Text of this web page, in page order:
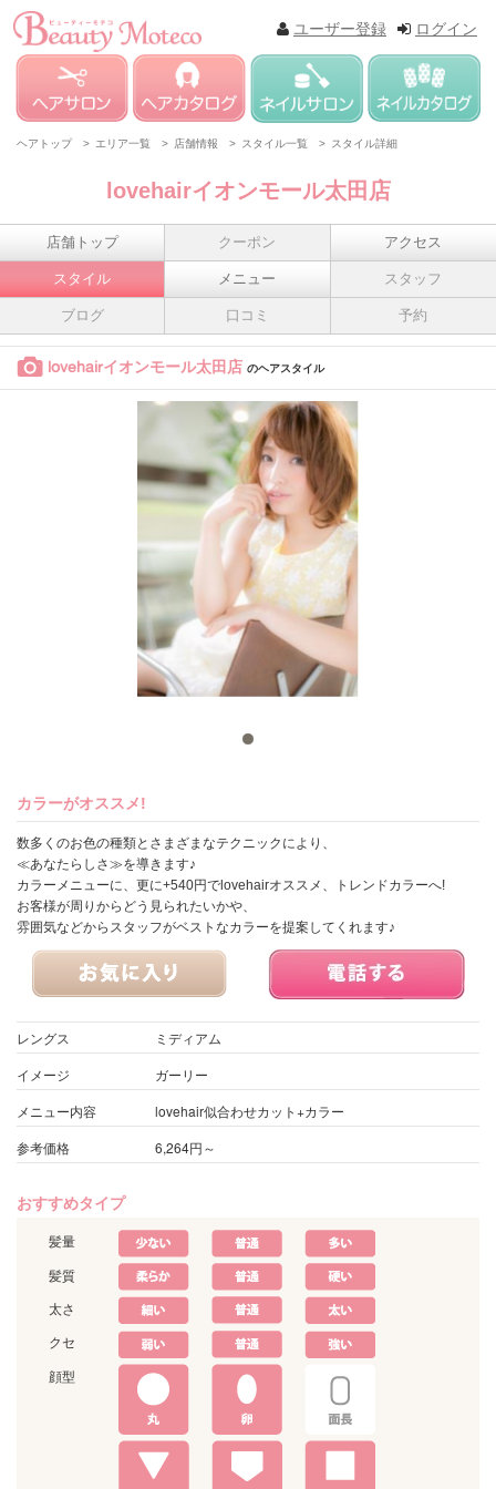
ログイン
ユーザー登録
ヘアトップ > エリア一覧 > 店舗情報 > スタイル一覧 > スタイル詳細
lovehairイオンモール太田店
店舗トップ クーポン アクセス
スタイル メニュー スタッフ
ブログ 口コミ 予約
lovehairイオンモール太田店 のヘアスタイル
カラーがオススメ!
数多くのお色の種類とさまざまなテクニックにより、
≪あなたらしさ≫を導きます♪
カラーメニューに、更に+540円でlovehairオススメ、トレンドカラーへ!
お客様が周りからどう見られたいかや、
雰囲気などからスタッフがベストなカラーを提案してくれます♪
レングス
ミディアム
イメージ
ガーリー
メニュー内容
lovehair似合わせカット+カラー
参考価格
6,264円～
おすすめタイプ
髪量
髪質
太さ
クセ
顔型